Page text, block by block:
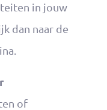
in jouw
dan naar de
of